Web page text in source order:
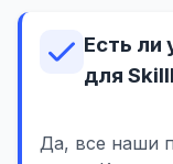
Есть ли
для
Да, все наши